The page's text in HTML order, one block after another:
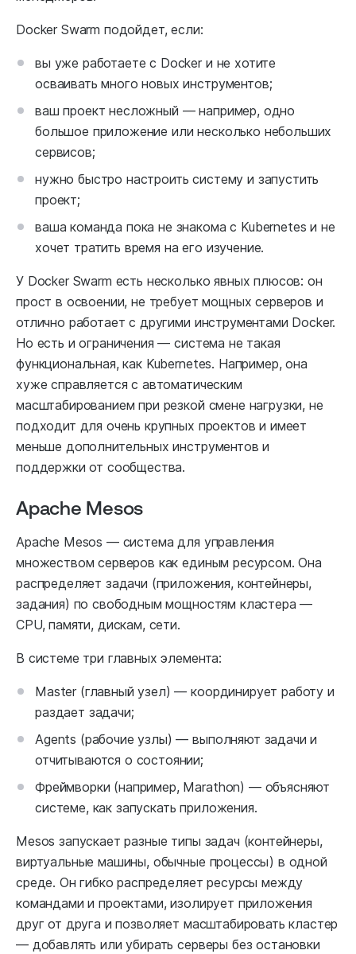
Docker Swarm подойдет, если:
вы уже работаете с Docker и не хотите
осваивать много новых инструментов;
ваш проект несложный — например, одно
большое приложение или несколько небольших
сервисов;
нужно быстро настроить систему и запустить
проект;
ваша команда пока не знакома с Kubernetes и не
хочет тратить время на его изучение.
У Docker Swarm есть несколько явных плюсов: он
прост в освоении, не требует мощных серверов и
отлично работает с другими инструментами Docker.
Но есть и ограничения — система не такая
функциональная, как Kubernetes. Например, она
хуже справляется с автоматическим
масштабированием при резкой смене нагрузки, не
подходит для очень крупных проектов и имеет
меньше дополнительных инструментов и
поддержки от сообщества.
Apache Mesos
Apache Mesos — система для управления
множеством серверов как единым ресурсом. Она
распределяет задачи (приложения, контейнеры,
задания) по свободным мощностям кластера —
CPU, памяти, дискам, сети.
В системе три главных элемента:
Master (главный узел) — координирует работу и
раздает задачи;
Agents (рабочие узлы) — выполняют задачи и
отчитываются о состоянии;
Фреймворки (например, Marathon) — объясняют
системе, как запускать приложения.
Mesos запускает разные типы задач (контейнеры,
виртуальные машины, обычные процессы) в одной
среде. Он гибко распределяет ресурсы между
командами и проектами, изолирует приложения
друг от друга и позволяет масштабировать кластер
— добавлять или убирать серверы без остановки